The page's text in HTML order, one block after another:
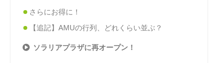
さらにお得に！
【追記】AMUの行列、どれくらい並ぶ？
ソラリアプラザに再オープン！